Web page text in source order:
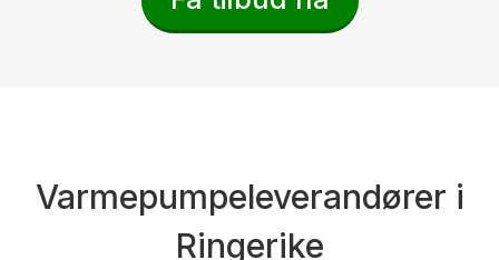
Varmepumpeleverandører i
Ringerike